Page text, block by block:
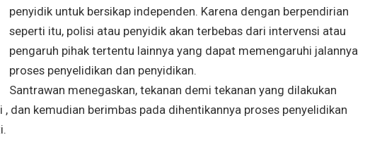
penyidik untuk bersikap independen. Karena dengan berpendirian
seperti itu, polisi atau penyidik akan terbebas dari intervensi atau
pengaruh pihak tertentu lainnya yang dapat memengaruhi jalannya
proses penyelidikan dan penyidikan.
Santrawan menegaskan, tekanan demi tekanan yang dilakukan
dan kemudian berimbas pada dihentikannya proses penyelidikan